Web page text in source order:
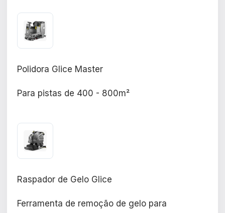
Polidora Glice Master
Para pistas de 400 - 800m²
Raspador de Gelo Glice
Ferramenta de remoção de gelo para